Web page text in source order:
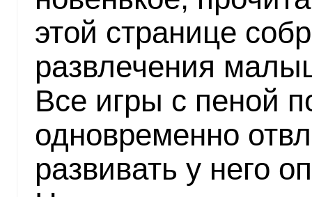
этой странице
развлечения
Все игры с пеной
одновременно
развивать у него